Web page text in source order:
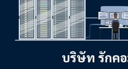
บริษัท รักค